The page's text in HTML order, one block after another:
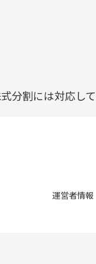
分割には対応し
運営者情報